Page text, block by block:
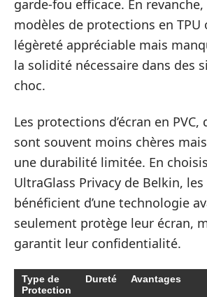
garde-fou efficace. En
modèles de protections en
légèreté appréciable mais
la solidité nécessaire dans des
choc.
Les protections d’écran en PVC,
sont souvent moins chères
une durabilité limitée. En
UltraGlass Privacy de Belkin,
bénéficient d’une technologie
seulement protège leur écran,
garantit leur confidentialité.
Type de
Protection
Dureté Avantages